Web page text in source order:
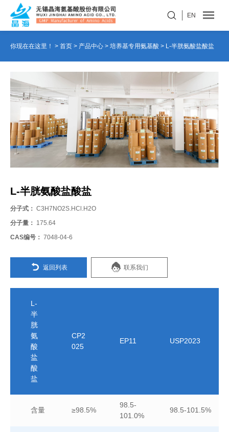
EN
你现在在这里！ > 首页 > 产品中心 > 培养基专用氨基酸 > L-半胱氨酸盐酸盐
L-半胱氨酸盐酸盐
分子式： C3H7NO2S.HCl.H2O
分子量： 175.64
CAS编号： 7048-04-6
返回列表 联系我们
L-
半
胱
氨
酸
盐
酸
盐
CP2
025
EP11 USP2023
含量 ≥98.5%
98.5-
101.0%
98.5-101.5%